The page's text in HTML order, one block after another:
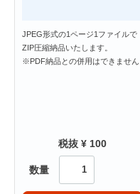
JPEG形式の1ページ1ファイルで
ZIP圧縮納品いたします。
※PDF納品との併用はできません
税抜 ¥ 100
数量